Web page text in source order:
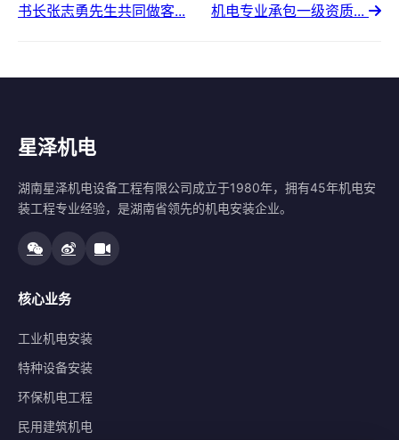
书长张志勇先生共同做客...
机电专业承包一级资质...
星泽机电
湖南星泽机电设备工程有限公司成立于1980年，拥有45年机电安
装工程专业经验，是湖南省领先的机电安装企业。
核心业务
工业机电安装
特种设备安装
环保机电工程
民用建筑机电